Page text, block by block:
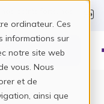
ordinateur. Ces
informations sur
notre site web
vous. Nous
et de
ainsi que
Contactez-nous